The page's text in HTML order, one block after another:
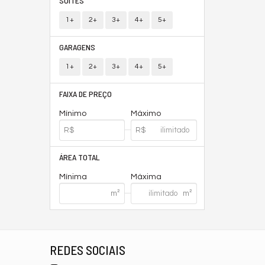
1+ 2+ 3+ 4+ 5+
GARAGENS
1+ 2+ 3+ 4+ 5+
FAIXA DE PREÇO
Mínimo Máximo
ÁREA TOTAL
Mínima Máxima
REDES SOCIAIS